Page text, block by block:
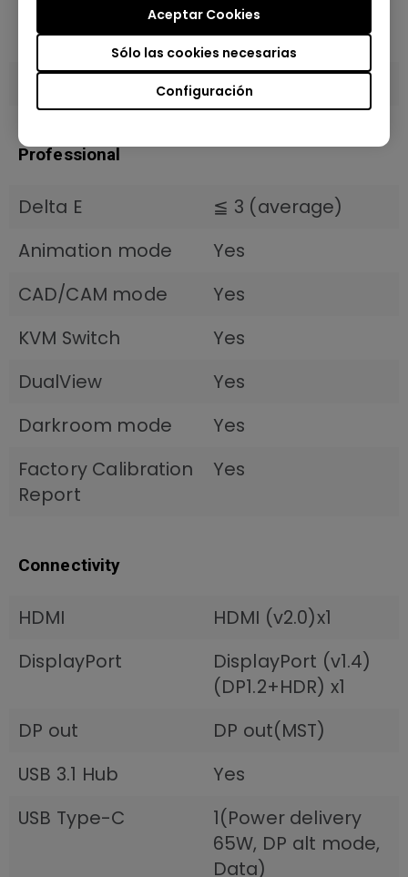
Configuración
Sólo las cookies necesarias
Aceptar Cookies
Technology
Yes
Low Blue Light Yes
Professional
Delta E
≦ 3 (average)
Animation mode
Yes
CAD/CAM mode
Yes
KVM Switch
Yes
DualView
Yes
Darkroom mode
Yes
Factory Calibration
Report
Yes
Connectivity
HDMI
HDMI (v2.0)x1
DisplayPort
DisplayPort (v1.4)
(DP1.2+HDR) x1
DP out
DP out(MST)
USB 3.1 Hub
Yes
USB Type-C
1(Power delivery
65W, DP alt mode,
Data)